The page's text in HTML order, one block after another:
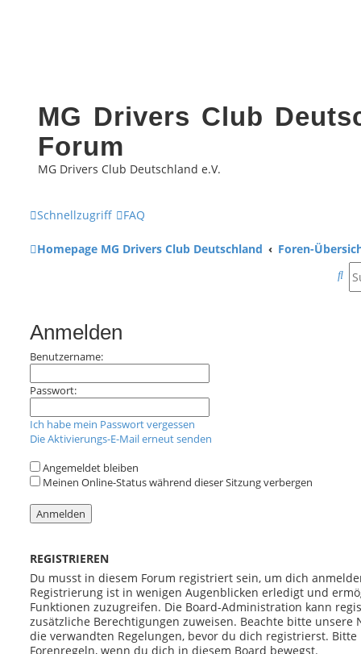
MG Drivers Club
Forum
MG Drivers Club Deutschland e.V.
Schnellzugriff FAQ
Homepage MG Drivers Club Deutschland
Foren-
S
Anmelden
Benutzername:
Passwort:
Ich habe mein Passwort vergessen
Die Aktivierungs-E-Mail erneut senden
Angemeldet bleiben
Meinen Online-Status während dieser Sitzung verbergen
REGISTRIEREN
Du musst in diesem Forum registriert sein, um dich
Registrierung ist in wenigen Augenblicken erledigt und
Funktionen zuzugreifen. Die Board-Administration kann
zusätzliche Berechtigungen zuweisen. Beachte bitte
die verwandten Regelungen, bevor du dich registrierst.
Forenregeln, wenn du dich in diesem Board bewegst.